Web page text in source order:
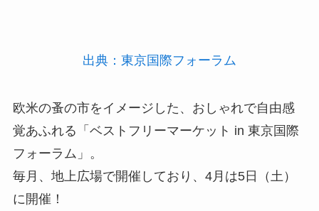
出典：東京国際フォーラム
欧米の蚤の市をイメージした、おしゃれで自由感
覚あふれる「ベストフリーマーケット in 東京国際
フォーラム」。
毎月、地上広場で開催しており、4月は5日（土）
に開催！